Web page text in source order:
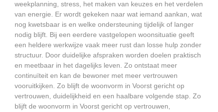
weekplanning, stress, het maken van keuzes en het verdelen
van energie. Er wordt gekeken naar wat iemand aankan, wat
nog kwetsbaar is en welke ondersteuning tijdelijk of langer
nodig blijft. Bij een eerdere vastgelopen woonsituatie geeft
een heldere werkwijze vaak meer rust dan losse hulp zonder
structuur. Door duidelijke afspraken worden doelen praktisch
en meetbaar in het dagelijks leven. Zo ontstaat meer
continuïteit en kan de bewoner met meer vertrouwen
vooruitkijken. Zo blijft de woonvorm in Voorst gericht op
vertrouwen, duidelijkheid en een haalbare volgende stap. Zo
blijft de woonvorm in Voorst gericht op vertrouwen,